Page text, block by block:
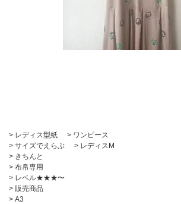
> レディス型紙 > ワンピース
> サイズでえらぶ > レディスM
> きちんと
> 布帛専用
> レベル★★★〜
> 販売商品
> A3